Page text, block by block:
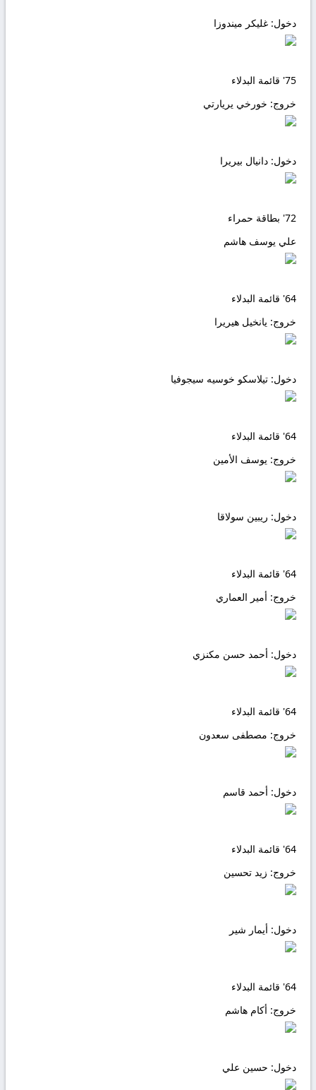
دخول: غليكر ميندوزا
75' قائمة البدلاء
خروج: خورخي يريارتي
دخول: دانيال بيريرا
72' بطاقة حمراء
علي يوسف هاشم
64' قائمة البدلاء
خروج: يانخيل هيريرا
دخول: تيلاسكو خوسيه سيجوفيا
64' قائمة البدلاء
خروج: يوسف الأمين
دخول: ريبين سولاقا
64' قائمة البدلاء
خروج: أمير العماري
دخول: أحمد حسن مكنزي
64' قائمة البدلاء
خروج: مصطفى سعدون
دخول: أحمد قاسم
64' قائمة البدلاء
خروج: زيد تحسين
دخول: أيمار شير
64' قائمة البدلاء
خروج: أكام هاشم
دخول: حسين علي